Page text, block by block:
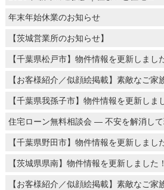
年末年始休業のお知らせ
【茨城営業所のお知らせ】
【千葉県松戸市】物件情報を更新しまし
【お客様紹介／似顔絵掲載】素敵なご家
【千葉県我孫子市】物件情報を更新しま
住宅ローン無料相談会 ― 不安を解消して
【千葉県野田市】物件情報を更新しまし
【茨城県県南】物件情報を更新しました！
【お客様紹介／似顔絵掲載】素敵なご家